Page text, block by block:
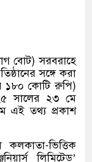
বোট) সরবরাহে
সঙ্গে করা
১৮০ কোটি রুপি)
সালের ২৩ মে
এই তথ্য প্রকাশ
ভিত্তিক
লিমিটেড’